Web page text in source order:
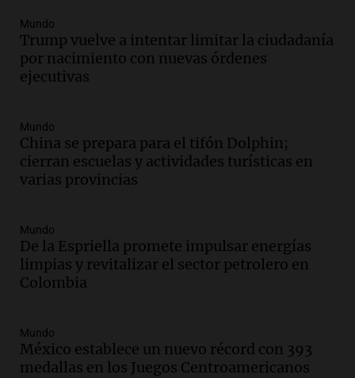
y llega avión para escuelas de la décima
brigada aérea
Panorama Federal
Episodios
como enfermedad laboral tras la muerte
de un docente
Panorama Federal
Episodios
regulación de la energía
Panorama Federal
Episodios
buscar ayuda el último año”
La Argentina, hoy
Episodios
Mundo
Trump vuelve a intentar limitar la ciudadanía
por nacimiento con nuevas órdenes
ejecutivas
Mundo
China se prepara para el tifón Dolphin;
cierran escuelas y actividades turísticas en
varias provincias
Mundo
De la Espriella promete impulsar energías
limpias y revitalizar el sector petrolero en
Colombia
Mundo
México establece un nuevo récord con 393
medallas en los Juegos Centroamericanos